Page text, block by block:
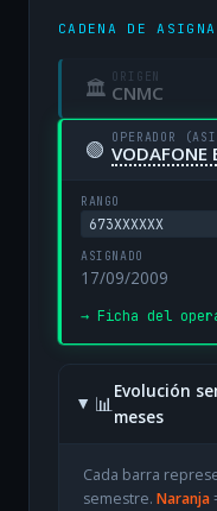
CADENA DE
🏛 ORIGEN
CNMC
🟢 OPERADOR
RANGO
673XXXXXX
ASIGNADO
17/09/2009
→ Ficha del
📊
Evolución
meses
Cada barra
semestre. Naranja